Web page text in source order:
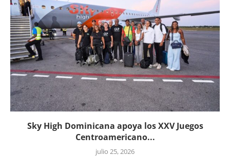
Sky High Dominicana apoya los XXV Juegos
Centroamericano...
julio 25, 2026